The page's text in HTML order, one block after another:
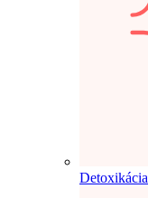
Detoxikácia